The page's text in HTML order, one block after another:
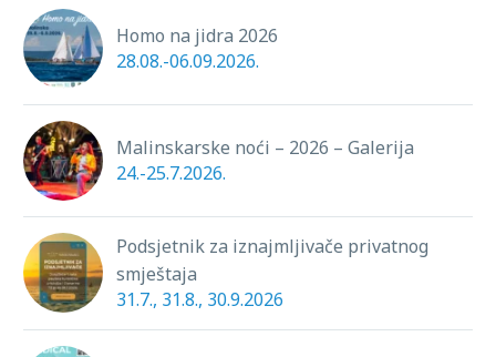
Homo na jidra 2026
28.08.-06.09.2026.
Malinskarske noći – 2026 – Galerija
24.-25.7.2026.
Podsjetnik za iznajmljivače privatnog
smještaja
31.7., 31.8., 30.9.2026